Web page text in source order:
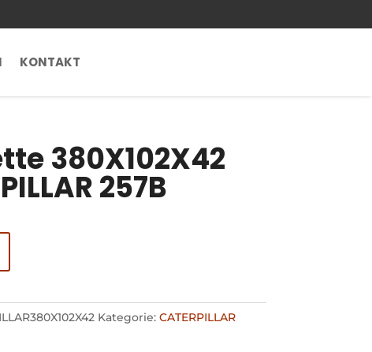
KONTAKT
380X102X42
257B
Kategorie: CATERPILLAR